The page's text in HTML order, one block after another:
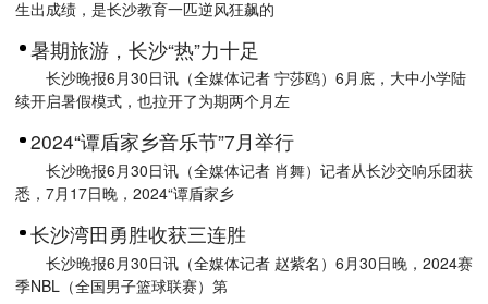
生出成绩，是长沙教育一匹逆风狂飙的
暑期旅游，长沙“热”力十足
长沙晚报6月30日讯（全媒体记者 宁莎鸥）6月底，大中小学陆
续开启暑假模式，也拉开了为期两个月左
2024“谭盾家乡音乐节”7月举行
长沙晚报6月30日讯（全媒体记者 肖舞）记者从长沙交响乐团获
悉，7月17日晚，2024“谭盾家乡
长沙湾田勇胜收获三连胜
长沙晚报6月30日讯（全媒体记者 赵紫名）6月30日晚，2024赛
季NBL（全国男子篮球联赛）第